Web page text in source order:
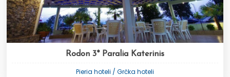
Rodon 3* Paralia Katerinis
Pieria hoteli / Grčka hoteli